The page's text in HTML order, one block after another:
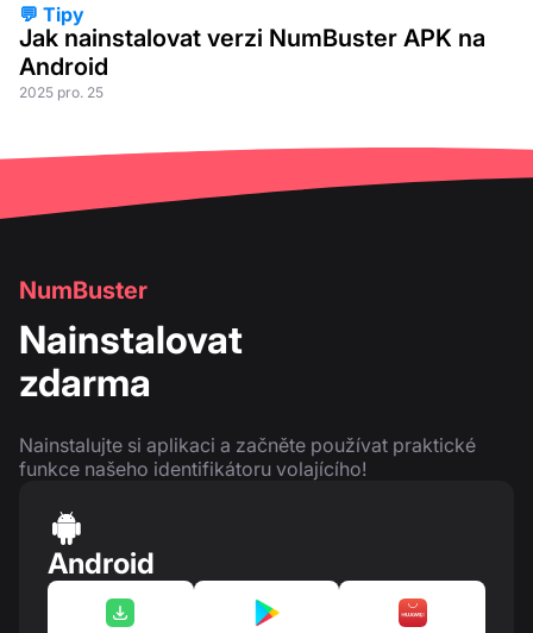
💬 Tipy
Jak nainstalovat verzi NumBuster APK na
Android
2025 pro. 25
NumBuster
Nainstalovat
zdarma
Nainstalujte si aplikaci a začněte používat praktické
funkce našeho identifikátoru volajícího!
Android